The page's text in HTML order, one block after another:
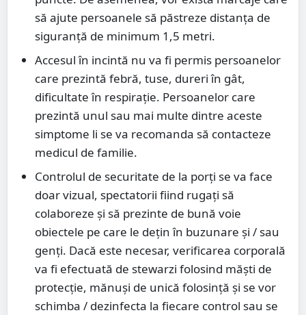
să ajute persoanele să păstreze distanța de
siguranță de minimum 1,5 metri.
Accesul în incintă nu va fi permis persoanelor
care prezintă febră, tuse, dureri în gât,
dificultate în respirație. Persoanelor care
prezintă unul sau mai multe dintre aceste
simptome li se va recomanda să contacteze
medicul de familie.
Controlul de securitate de la porți se va face
doar vizual, spectatorii fiind rugați să
colaboreze și să prezinte de bună voie
obiectele pe care le dețin în buzunare și / sau
genți. Dacă este necesar, verificarea corporală
va fi efectuată de stewarzi folosind măști de
protecție, mănuși de unică folosință și se vor
schimba / dezinfecta la fiecare control sau se